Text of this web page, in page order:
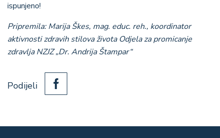
ispunjeno!
Pripremila: Marija Škes, mag. educ. reh., koordinator
aktivnosti zdravih stilova života Odjela za promicanje
zdravlja NZJZ „Dr. Andrija Štampar“
Podijeli